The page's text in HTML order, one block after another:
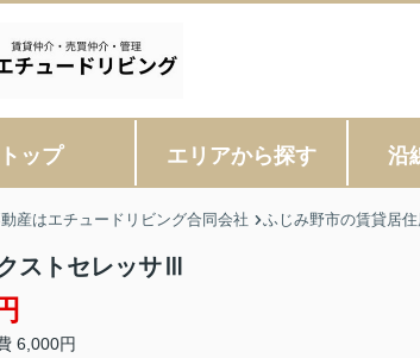
トップ エリアから探す 沿
産はエチュードリビング合同会社 ふじみ野市の賃貸居
ストセレッサⅢ
6,000円